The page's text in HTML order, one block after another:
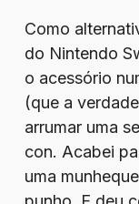
Como
do Nintendo
o acessório
(que a
arrumar uma
con. Acabei
uma